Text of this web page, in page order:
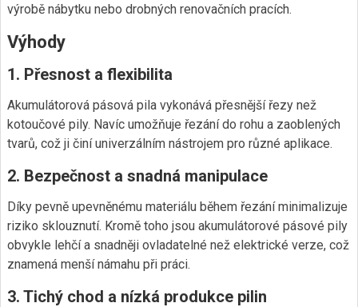
výrobě nábytku nebo drobných renovačních pracích.
Výhody
1. Přesnost a flexibilita
Akumulátorová pásová pila vykonává přesnější řezy než
kotoučové pily. Navíc umožňuje řezání do rohu a zaoblených
tvarů, což ji činí univerzálním nástrojem pro různé aplikace.
2. Bezpečnost a snadná manipulace
Díky pevně upevněnému materiálu během řezání minimalizuje
riziko sklouznutí. Kromě toho jsou akumulátorové pásové pily
obvykle lehčí a snadněji ovladatelné než elektrické verze, což
znamená menší námahu při práci.
3. Tichý chod a nízká produkce pilin